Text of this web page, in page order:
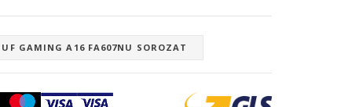
GAMING A16 FA607NU SOROZAT